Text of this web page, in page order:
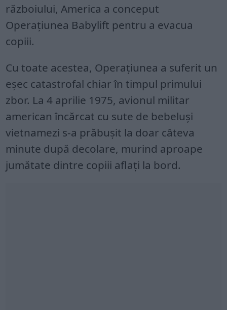
războiului, America a conceput
Operațiunea Babylift pentru a evacua
copiii.
Cu toate acestea, Operațiunea a suferit un
eșec catastrofal chiar în timpul primului
zbor. La 4 aprilie 1975, avionul militar
american încărcat cu sute de bebeluși
vietnamezi s-a prăbușit la doar câteva
minute după decolare, murind aproape
jumătate dintre copiii aflați la bord.